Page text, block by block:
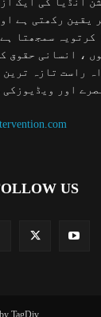
یقین رکھتی ہے
کرتویہ سمجھتا
، انسانی حقوق
راست تازہ
اور ویڈیوزکی
US